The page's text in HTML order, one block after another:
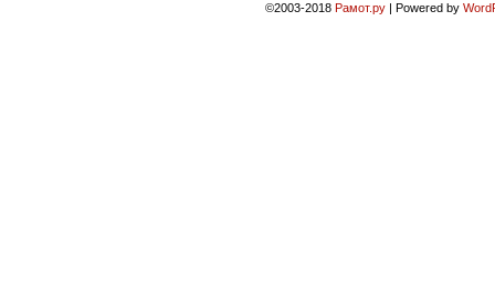
©2003-2018 Рамот.ру | Powered by